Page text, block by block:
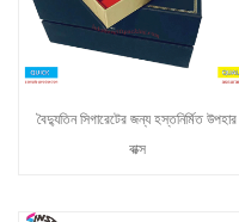
বৈদ্যুতিন সিগারেটের জন্য হস্তনির্মিত উপহার
বাক্স